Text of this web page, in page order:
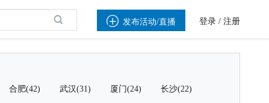
 发布活动/直播 登录 / 注册
合肥(42) 武汉(31) 厦门(24) 长沙(22)